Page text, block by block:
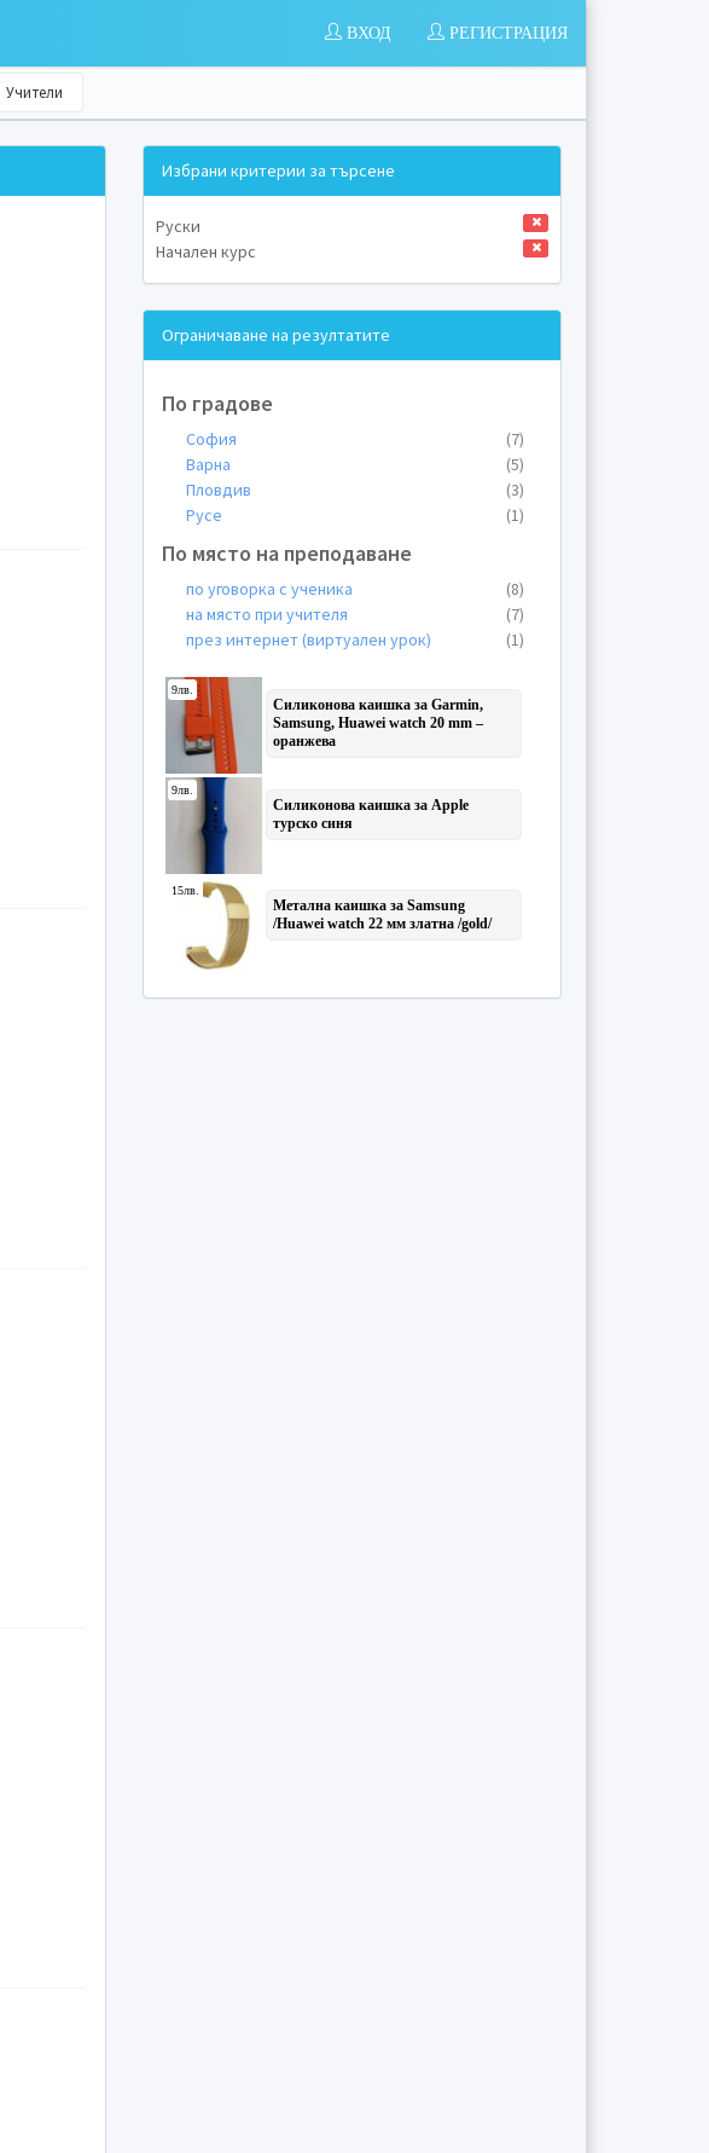
РЕГИСТРАЦИЯ
ВХОД
Учители
Избрани критерии за търсене
Руски
Начален курс
Ограничаване на резултатите
По градове
София
(7)
Варна
(5)
Пловдив
(3)
Русе
(1)
По място на преподаване
по уговорка с ученика
(8)
на място при учителя
(7)
през интернет (виртуален урок)
(1)